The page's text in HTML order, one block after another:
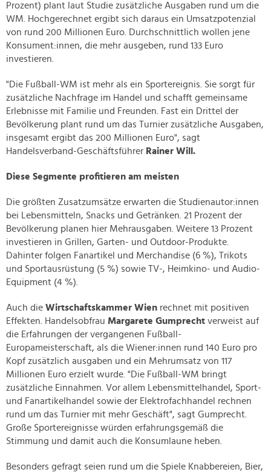
Prozent) plant laut Studie zusätzliche Ausgaben rund um die
WM. Hochgerechnet ergibt sich daraus ein Umsatzpotenzial
von rund 200 Millionen Euro. Durchschnittlich wollen jene
Konsument:innen, die mehr ausgeben, rund 133 Euro
investieren.
"Die Fußball-WM ist mehr als ein Sportereignis. Sie sorgt für
zusätzliche Nachfrage im Handel und schafft gemeinsame
Erlebnisse mit Familie und Freunden. Fast ein Drittel der
Bevölkerung plant rund um das Turnier zusätzliche Ausgaben,
insgesamt ergibt das 200 Millionen Euro", sagt
Handelsverband-Geschäftsführer Rainer Will.
Diese Segmente profitieren am meisten
Die größten Zusatzumsätze erwarten die Studienautor:innen
bei Lebensmitteln, Snacks und Getränken. 21 Prozent der
Bevölkerung planen hier Mehrausgaben. Weitere 13 Prozent
investieren in Grillen, Garten- und Outdoor-Produkte.
Dahinter folgen Fanartikel und Merchandise (6 %), Trikots
und Sportausrüstung (5 %) sowie TV-, Heimkino- und Audio-
Equipment (4 %).
Auch die Wirtschaftskammer Wien rechnet mit positiven
Effekten. Handelsobfrau Margarete Gumprecht verweist auf
die Erfahrungen der vergangenen Fußball-
Europameisterschaft, als die Wiener:innen rund 140 Euro pro
Kopf zusätzlich ausgaben und ein Mehrumsatz von 117
Millionen Euro erzielt wurde. "Die Fußball-WM bringt
zusätzliche Einnahmen. Vor allem Lebensmittelhandel, Sport-
und Fanartikelhandel sowie der Elektrofachhandel rechnen
rund um das Turnier mit mehr Geschäft", sagt Gumprecht.
Große Sportereignisse würden erfahrungsgemäß die
Stimmung und damit auch die Konsumlaune heben.
Besonders gefragt seien rund um die Spiele Knabbereien, Bier,